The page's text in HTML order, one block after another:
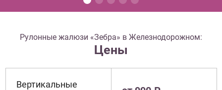
Рулонные жалюзи «Зебра» в Железнодорожном:
Цены
Вертикальные